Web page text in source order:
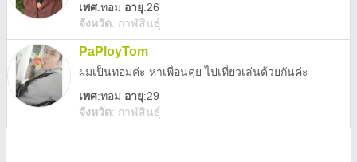
เพศ:ทอม อายุ:26
จังหวัด: กาฬสินธุ์
PaPloyTom
ผมเป็นทอมค่ะ​ หาเพื่อนคุย​ ไปเที่ยวเล่นด้วยกันค่ะ
เพศ:ทอม อายุ:29
จังหวัด: กาฬสินธุ์